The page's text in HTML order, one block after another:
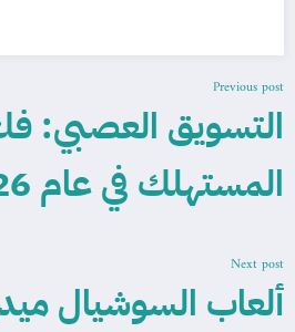
Previous post
التسويق العصبي:
المستهلك في عام 2026
Next post